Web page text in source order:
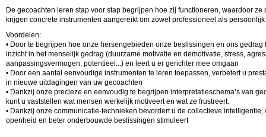
De gecoachten leren stap voor stap begrijpen hoe zij functioneren, waardoor
krijgen concrete instrumenten aangereikt om zowel professioneel als
Voordelen:
• Door te begrijpen hoe onze hersengebieden onze beslissingen en ons gedrag
inzicht in het menselijk gedrag (duurzame motivatie en demotivatie, stress,
aanpassingsvermogen, potentieel...) en leert u er gerichter mee omgaan
• Door een aantal eenvoudige instrumenten te leren toepassen, verbetert u
in nieuwe uitdagingen van uw gecoachten
• Dankzij onze precieze en eenvoudig te begrijpen interpretatieschema’s van
kunt u vaststellen wat mensen werkelijk motiveert en wat ze frustreert.
• Dankzij onze communicatie-technieken bevordert u de collectieve intelligentie,
openheid en beter onderbouwde beslissingen stimuleert